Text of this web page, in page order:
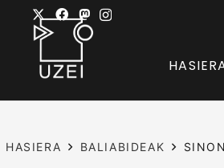
HASIERA BALIABIDEAK